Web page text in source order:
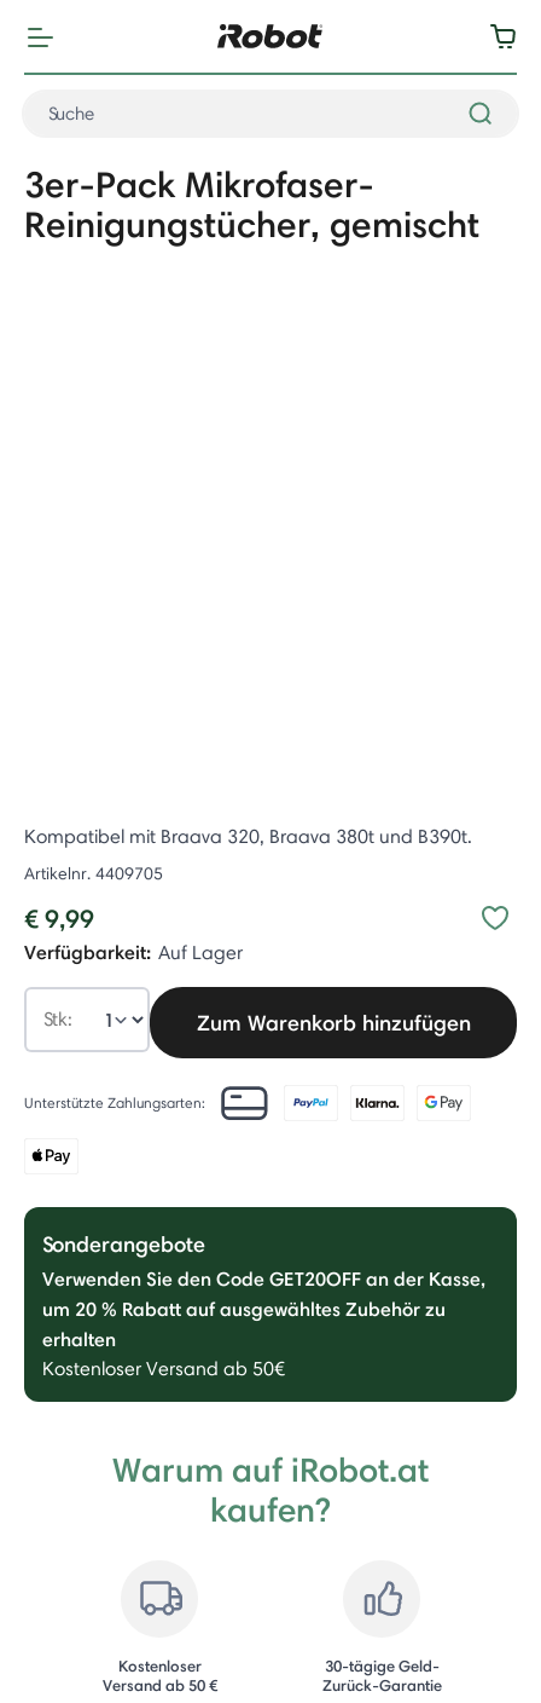
3er-Pack Mikrofaser-
Reinigungstücher, gemischt
Kompatibel mit Braava 320, Braava 380t und B390t.
Artikelnr. 4409705
€ 9,99
Verfügbarkeit: Auf Lager
Stk: Zum Warenkorb hinzufügen
Unterstützte Zahlungsarten:
Sonderangebote
Verwenden Sie den Code GET20OFF an der Kasse,
um 20 % Rabatt auf ausgewähltes Zubehör zu
erhalten
Kostenloser Versand ab 50€
Warum auf iRobot.at
kaufen?
Kostenloser
Versand ab 50 €
30-tägige Geld-
Zurück-Garantie